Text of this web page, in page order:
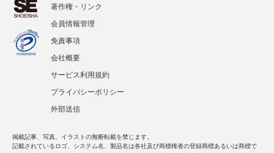
著作権・リンク
会員情報管理
免責事項
会社概要
サービス利用規約
プライバシーポリシー
外部送信
掲載記事、写真、イラストの無断転載を禁じます。
記載されているロゴ、システム名、製品名は各社及び商標権者の登録商標あるいは商標で